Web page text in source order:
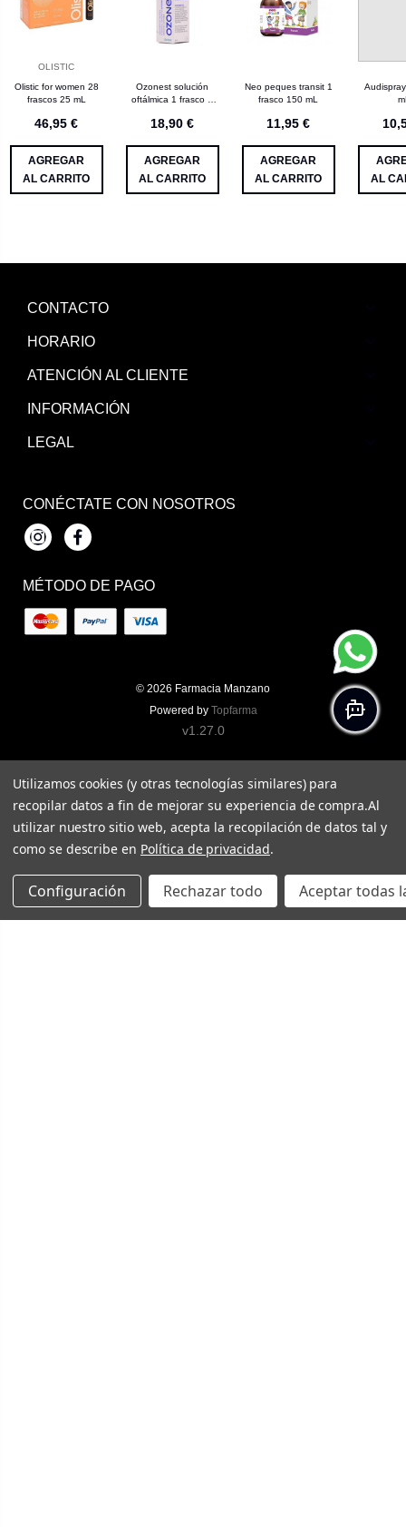
OLISTIC
Olistic for women 28
frascos 25 mL
46,95 €
AGREGAR
AL CARRITO
Ozonest solución
oftálmica 1 frasco 8
18,90 €
AGREGAR
AL CARRITO
Neo peques transit 1
frasco 150 mL
11,95 €
AGREGAR
AL CARRITO
AL
CONTACTO
HORARIO
ATENCIÓN AL CLIENTE
INFORMACIÓN
LEGAL
CONÉCTATE CON NOSOTROS
InstagramFacebook
MÉTODO DE PAGO
© 2026 Farmacia Manzano
Powered by Topfarma
v1.27.0
Utilizamos cookies (y otras tecnologías similares) para
recopilar datos a fin de mejorar su experiencia de compra.Al
utilizar nuestro sitio web, acepta la recopilación de datos tal y
como se describe en Política de privacidad.
Configuración Rechazar todo Aceptar todas